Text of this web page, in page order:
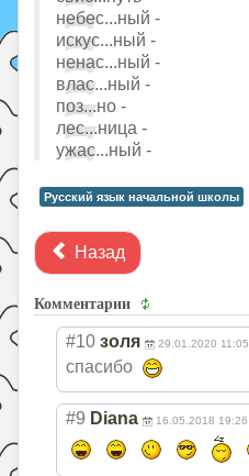
небес...ный -
искус...ный -
ненас...ный -
влас...ный -
поз...но -
лес...ница -
ужас...ный -
Русский язык начальной школы
Назад
Комментарии
#10 золя 29.01.2020 11:05
спасибо
#9 Diana 16.05.2018 19:26